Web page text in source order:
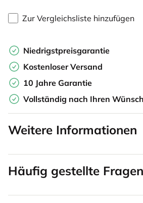
Zur Vergleichsliste hinzufügen
Niedrigstpreisgarantie
Kostenloser Versand
10 Jahre Garantie
Vollständig nach Ihren
Weitere Informationen
Häufig gestellte Fragen